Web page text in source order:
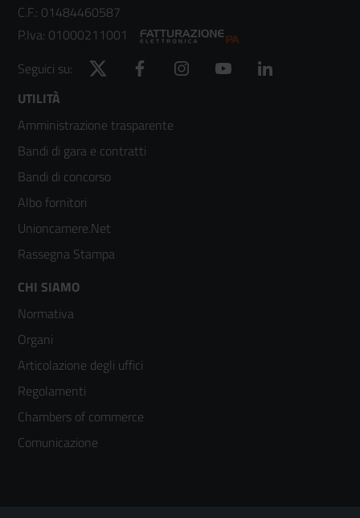
C.F.: 01484460587
P.Iva: 01000211001
Seguici su:
Twitter Facebook Instagram YouTube
Footer
menù
colonna
2
UTILITÀ
Amministrazione trasparente
Bandi di gara e contratti
Bandi di concorso
Albo fornitori
Unioncamere.Net
Rassegna Stampa
Footer
menù
colonna
3
CHI SIAMO
Normativa
Organi
Articolazione degli uffici
Regolamenti
Chambers of commerce
Comunicazione